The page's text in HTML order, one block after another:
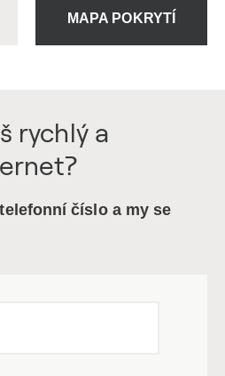
MAPA POKRYTÍ
rychlý a
číslo a my se